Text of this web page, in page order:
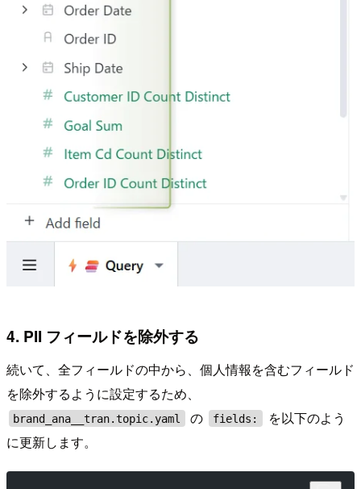
4. PII フィールドを除外する
続いて、全フィールドの中から、個人情報を含むフィールド
を除外するように設定するため、
brand_ana__tran.topic.yaml の fields:
を以下のよう
に更新します。